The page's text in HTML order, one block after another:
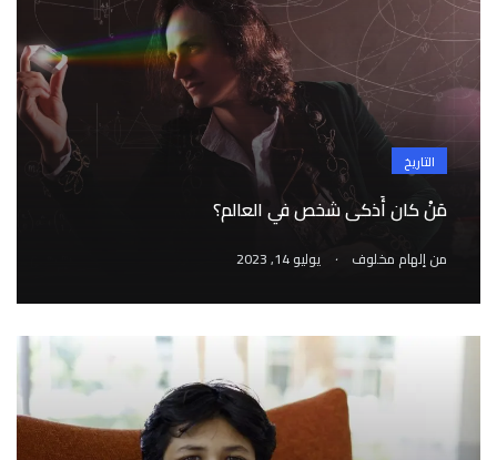
التاريخ
مَنْ كان أَذكى شخص في العالم؟
منإلهام مخلوف . يوليو 14, 2023